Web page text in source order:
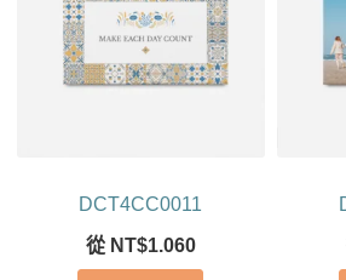
DCT4CC0011
從 NT$1.060